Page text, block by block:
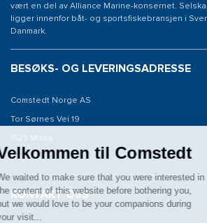
vært en del av Alliance Marine-konsernet.
ligger innenfor båt- og sportsfiskebransjen i
Danmark.
BESØKS- OG LEVERINGSADRESSE
Comstedt Norge AS
Tor Sørnes Vei 19
1523 Moss
Norway
KONTAKT OSS